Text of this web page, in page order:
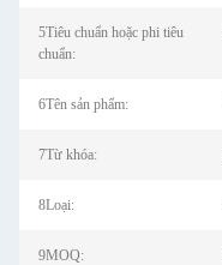
5Tiêu chuẩn hoặc phi tiêu
chuẩn:
6Tên sản phẩm:
7Từ khóa:
8Loại:
9MOQ: